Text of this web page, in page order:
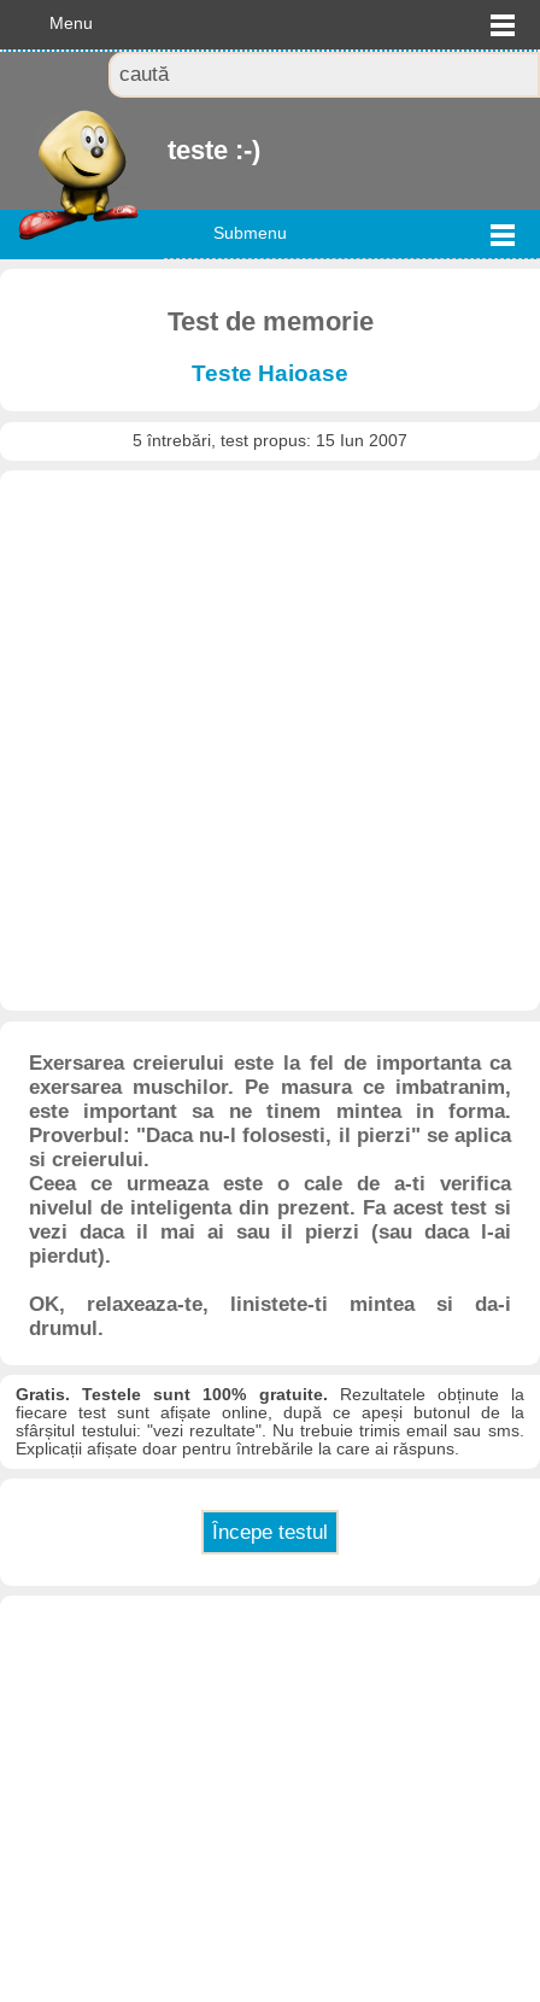
Menu
teste :-)
Submenu
Test de memorie
Teste Haioase
5 întrebări, test propus: 15 Iun 2007
Exersarea creierului este la fel de importanta ca
exersarea muschilor. Pe masura ce imbatranim,
este important sa ne tinem mintea in forma.
Proverbul: "Daca nu-l folosesti, il pierzi" se aplica
si creierului.
Ceea ce urmeaza este o cale de a-ti verifica
nivelul de inteligenta din prezent. Fa acest test si
vezi daca il mai ai sau il pierzi (sau daca l-ai
pierdut).
OK, relaxeaza-te, linistete-ti mintea si da-i
drumul.
Gratis. Testele sunt 100% gratuite. Rezultatele obținute la
fiecare test sunt afișate online, după ce apeși butonul de la
sfârșitul testului: "vezi rezultate". Nu trebuie trimis email sau sms.
Explicații afișate doar pentru întrebările la care ai răspuns.